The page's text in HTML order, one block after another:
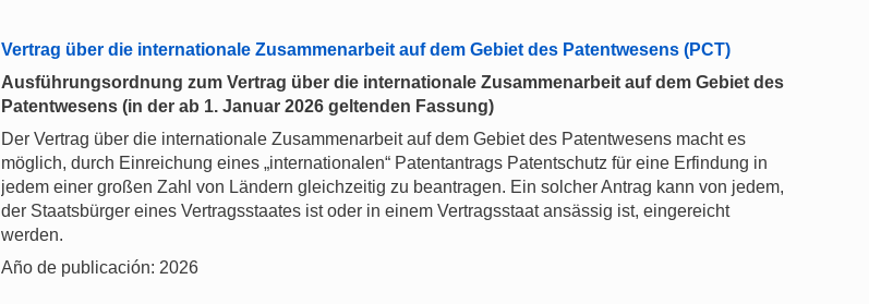
Vertrag über die internationale Zusammenarbeit auf dem Gebiet des Patentwesens (PCT)
Ausführungsordnung zum Vertrag über die internationale Zusammenarbeit auf dem Gebiet des
Patentwesens (in der ab 1. Januar 2026 geltenden Fassung)
Der Vertrag über die internationale Zusammenarbeit auf dem Gebiet des Patentwesens macht es
möglich, durch Einreichung eines „internationalen“ Patentantrags Patentschutz für eine Erfindung in
jedem einer großen Zahl von Ländern gleichzeitig zu beantragen. Ein solcher Antrag kann von jedem,
der Staatsbürger eines Vertragsstaates ist oder in einem Vertragsstaat ansässig ist, eingereicht
werden.
Año de publicación: 2026